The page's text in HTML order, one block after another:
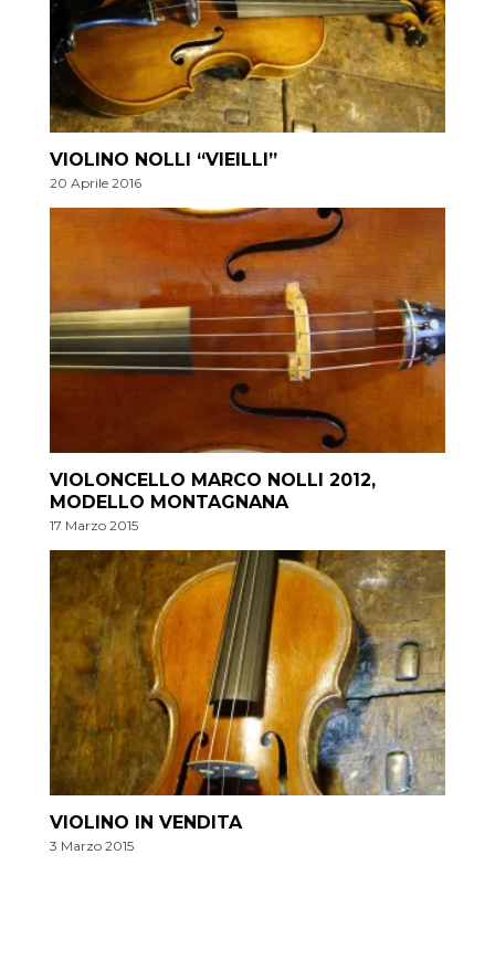
VIOLINO NOLLI “VIEILLI”
20 Aprile 2016
VIOLONCELLO MARCO NOLLI 2012,
MODELLO MONTAGNANA
17 Marzo 2015
VIOLINO IN VENDITA
3 Marzo 2015